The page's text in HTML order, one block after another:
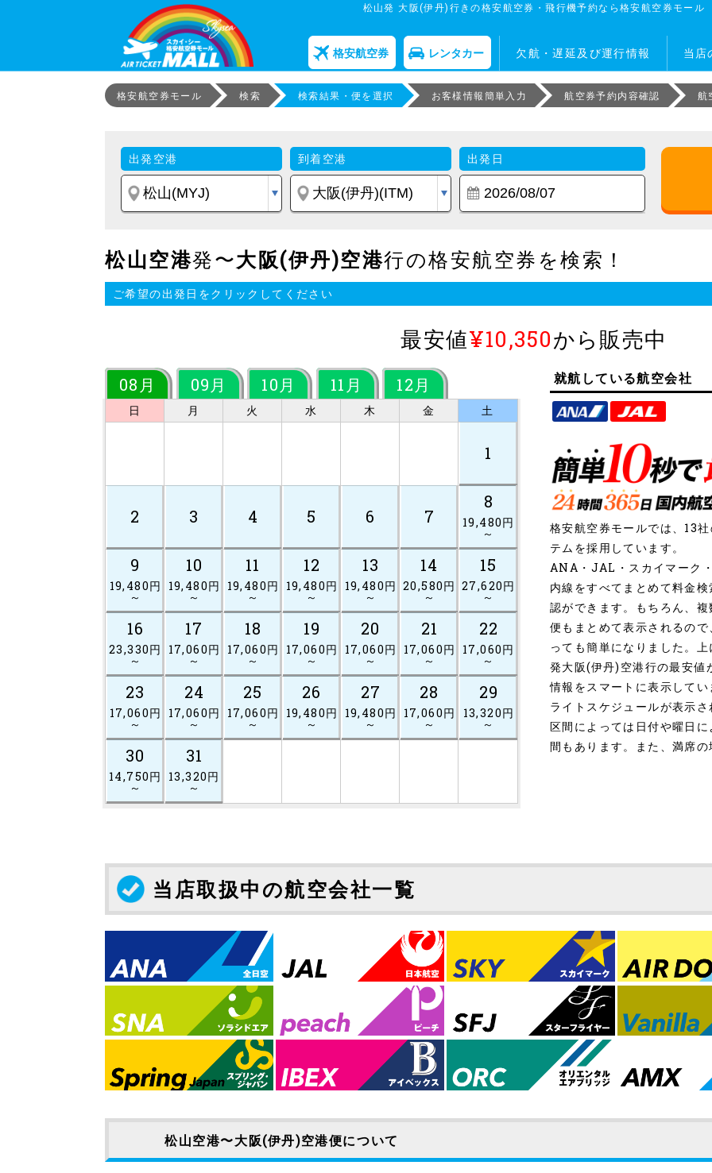
松山発 大阪(伊丹)行きの格安航空券・飛行機予約なら格安航空券モール
格安航空券 レンタカー 欠航・遅延及び運行情報 当店
格安航空券モール 検索 検索結果・便を選択 お客様情報簡単入力 航空券予約内容確認 航
出発空港 到着空港 出発日
松山空港発〜大阪(伊丹)空港行の格安航空券を検索！
ご希望の出発日をクリックしてください
最安値¥10,350から販売中
08月 09月 10月 11月 12月
日 月 火 水 木 金 土
1
2 3 4 5 6 7
8
19,480円
～
9
19,480円
～
10
19,480円
～
11
19,480円
～
12
19,480円
～
13
19,480円
～
14
20,580円
～
15
27,620円
～
16
23,330円
～
17
17,060円
～
18
17,060円
～
19
17,060円
～
20
17,060円
～
21
17,060円
～
22
17,060円
～
23
17,060円
～
24
17,060円
～
25
17,060円
～
26
19,480円
～
27
19,480円
～
28
17,060円
～
29
13,320円
～
30
14,750円
～
31
13,320円
～
就航している航空会社
格安航空券モールでは、13
テムを採用しています。
ANA・JAL・スカイマーク
内線をすべてまとめて料金
認ができます。もちろん、
便もまとめて表示されるの
っても簡単になりました。
発大阪(伊丹)空港行の最安値
情報をスマートに表示して
ライトスケジュールが表示さ
区間によっては日付や曜日
間もあります。また、満席
当店取扱中の航空会社一覧
松山空港〜大阪(伊丹)空港便について